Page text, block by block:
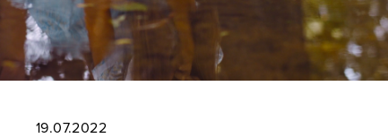
19.07.2022